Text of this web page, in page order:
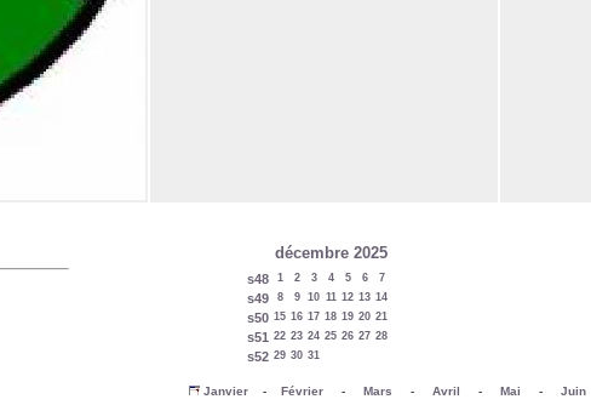
décembre 2025
s48 1 2 3 4 5 6 7
s49 8 9 10 11 12 13 14
s50 15 16 17 18 19 20 21
s51 22 23 24 25 26 27 28
s52 29 30 31
Janvier - Février - Mars - Avril - Mai - Juin